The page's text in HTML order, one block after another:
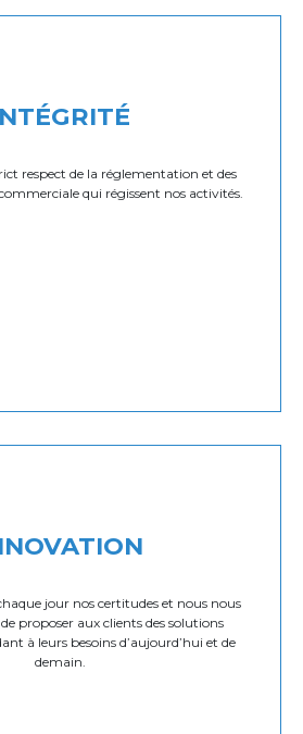
respect de la réglementation et des
qui régissent nos activités.
jour nos certitudes et nous nous
proposer aux clients des solutions
à leurs besoins d’aujourd’hui et de
demain.